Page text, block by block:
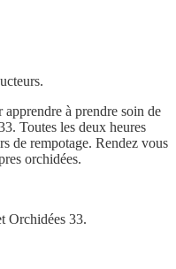
à prendre soin de
Toutes les deux heures
de rempotage. Rendez vous
orchidées.
Orchidées 33.